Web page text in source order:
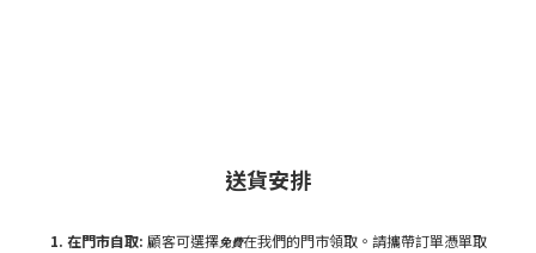
送貨安排
1. 在門市自取: 顧客可選擇免費在我們的門市領取。請攜帶訂單憑單取